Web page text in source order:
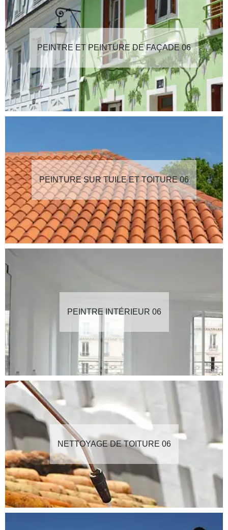
PEINTRE ET PEINTURE DE FAÇADE 06
PEINTURE SUR TUILE ET TOITURE 06
PEINTRE INTÉRIEUR 06
NETTOYAGE DE TOITURE 06